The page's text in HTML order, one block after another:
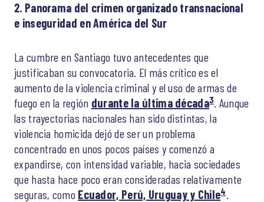
2. Panorama del crimen organizado transnacional
e inseguridad en América del Sur
La cumbre en Santiago tuvo antecedentes que
justificaban su convocatoria. El más crítico es el
aumento de la violencia criminal y el uso de armas de
fuego en la región durante la última década3. Aunque
las trayectorias nacionales han sido distintas, la
violencia homicida dejó de ser un problema
concentrado en unos pocos países y comenzó a
expandirse, con intensidad variable, hacia sociedades
que hasta hace poco eran consideradas relativamente
seguras, como Ecuador, Perú, Uruguay y Chile4.